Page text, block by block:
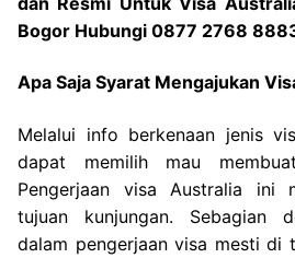
Bogor Hubungi 0877 2768
Apa Saja Syarat Mengajukan
Melalui info berkenaan jenis
dapat memilih mau
Pengerjaan visa Australia ini
tujuan kunjungan. Sebagian
dalam pengerjaan visa mesti di